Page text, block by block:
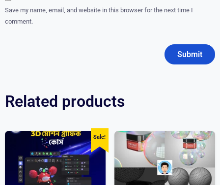
Save my name, email, and website in this browser for the next time I
comment.
Related products
Sale!